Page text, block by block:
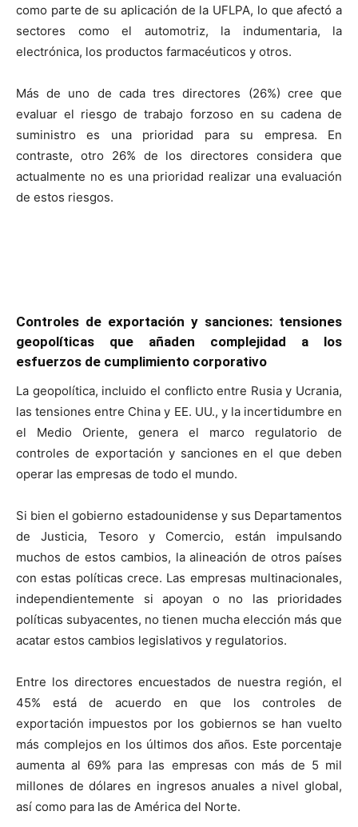
como parte de su aplicación de la UFLPA, lo que afectó a
sectores como el automotriz, la indumentaria, la
electrónica, los productos farmacéuticos y otros.
Más de uno de cada tres directores (26%) cree que
evaluar el riesgo de trabajo forzoso en su cadena de
suministro es una prioridad para su empresa. En
contraste, otro 26% de los directores considera que
actualmente no es una prioridad realizar una evaluación
de estos riesgos.
Controles de exportación y sanciones: tensiones
geopolíticas que añaden complejidad a los
esfuerzos de cumplimiento corporativo
La geopolítica, incluido el conflicto entre Rusia y Ucrania,
las tensiones entre China y EE. UU., y la incertidumbre en
el Medio Oriente, genera el marco regulatorio de
controles de exportación y sanciones en el que deben
operar las empresas de todo el mundo.
Si bien el gobierno estadounidense y sus Departamentos
de Justicia, Tesoro y Comercio, están impulsando
muchos de estos cambios, la alineación de otros países
con estas políticas crece. Las empresas multinacionales,
independientemente si apoyan o no las prioridades
políticas subyacentes, no tienen mucha elección más que
acatar estos cambios legislativos y regulatorios.
Entre los directores encuestados de nuestra región, el
45% está de acuerdo en que los controles de
exportación impuestos por los gobiernos se han vuelto
más complejos en los últimos dos años. Este porcentaje
aumenta al 69% para las empresas con más de 5 mil
millones de dólares en ingresos anuales a nivel global,
así como para las de América del Norte.